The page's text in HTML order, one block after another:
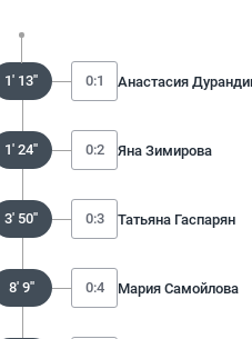
1' 13'' 0:1 Анастасия
1' 24'' 0:2 Яна Зимирова
3' 50'' 0:3 Татьяна Гаспарян
8' 9'' 0:4 Мария Самойлова